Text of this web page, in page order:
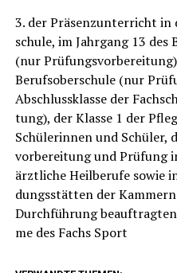
3. der Prä­senz­un­ter­richt
schu­le, im Jahr­gang 13 des
(nur
Berufs­ober­schu­le (nur
Abschluss­klas­se der
tung), der Klas­se 1 der
Schü­le­rin­nen und
vor­be­rei­tung und Prü­fung
ärzt­li­che Heil­be­ru­fe sowie
dungs­stät­ten der
Durch­füh­rung
me des Fachs Sport